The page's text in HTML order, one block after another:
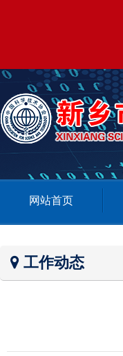
网站首页
工作动态